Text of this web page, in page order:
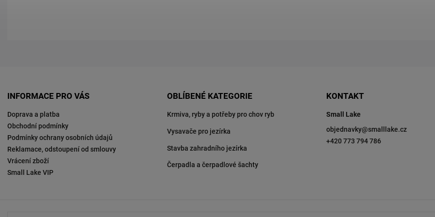
INFORMACE PRO VÁS
Doprava a platba
Obchodní podmínky
Podmínky ochrany osobních údajů
Reklamace, odstoupení od smlouvy
Vrácení zboží
Small Lake VIP
OBLÍBENÉ KATEGORIE
Krmiva, ryby a potřeby pro chov ryb
Vysavače pro jezírka
Stavba zahradního jezírka
Čerpadla a čerpadlové šachty
KONTAKT
Small Lake
objednavky@smalllake.cz
+420 773 794 786